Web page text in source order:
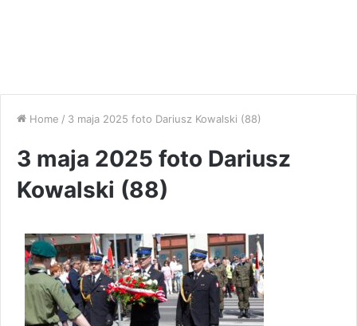
Home / 3 maja 2025 foto Dariusz Kowalski (88)
3 maja 2025 foto Dariusz
Kowalski (88)